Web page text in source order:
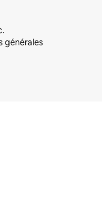
générales